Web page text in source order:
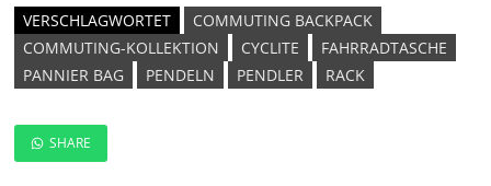
VERSCHLAGWORTET
COMMUTING BACKPACK
COMMUTING-KOLLEKTION
CYCLITE
FAHRRADTASCHE
PANNIER BAG
PENDELN PENDLER RACK
SHARE